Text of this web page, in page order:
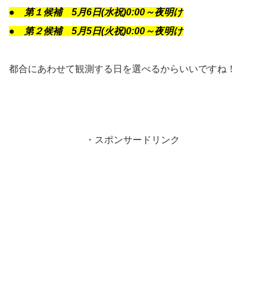
● 第１候補 5月6日(水祝)0:00～夜明け
● 第２候補 5月5日(火祝)0:00～夜明け
都合にあわせて観測する日を選べるからいいですね！
・スポンサードリンク